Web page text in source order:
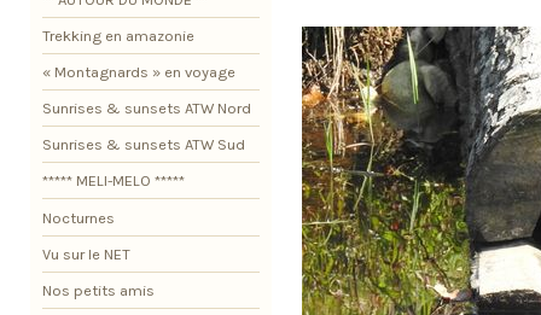
Trekking en amazonie
« Montagnards » en voyage
Sunrises & sunsets ATW Nord
Sunrises & sunsets ATW Sud
***** MELI-MELO *****
Nocturnes
Vu sur le NET
Nos petits amis